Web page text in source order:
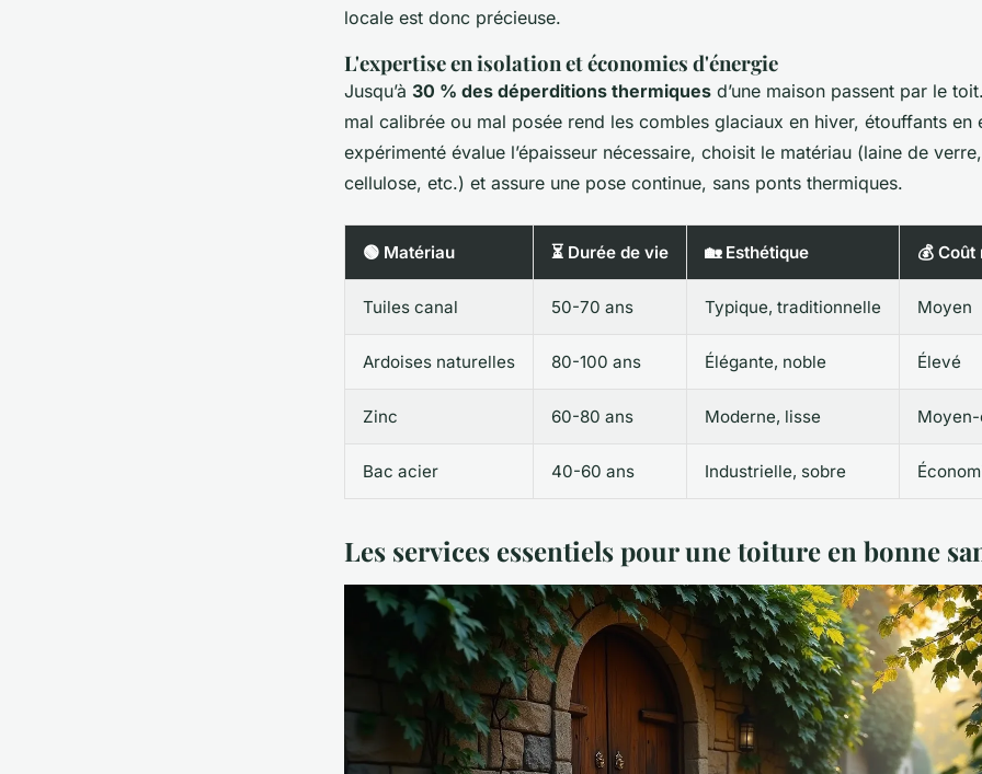
locale est donc précieuse.
L'expertise en isolation et économies d'énergie
Jusqu’à 30 % des déperditions thermiques d’une maison passent par le
mal calibrée ou mal posée rend les combles glaciaux en hiver, étouffants en
expérimenté évalue l’épaisseur nécessaire, choisit le matériau (laine de
cellulose, etc.) et assure une pose continue, sans ponts thermiques.
🟢 Matériau ⏳ Durée de vie 🏡 Esthétique 💰
Tuiles canal 50-70 ans Typique, traditionnelle Moyen
Ardoises naturelles 80-100 ans Élégante, noble Élevé
Zinc 60-80 ans Moderne, lisse
Bac acier 40-60 ans Industrielle, sobre
Les services essentiels pour une toiture en bonne